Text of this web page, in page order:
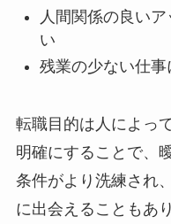
人間関係の良い
い
残業の少ない仕
転職目的は人によっ
明確にすることで、
条件がより洗練され
に出会えることもあ